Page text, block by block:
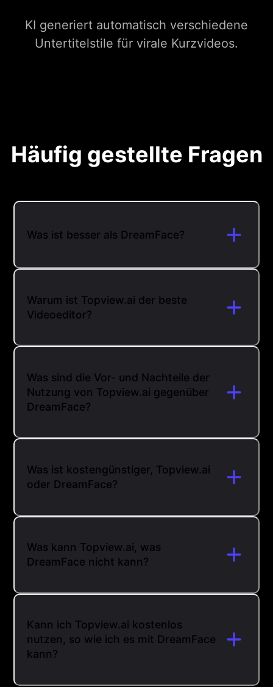
KI generiert automatisch verschiedene
Untertitelstile für virale Kurzvideos.
Häufig gestellte Fragen
Was ist besser als DreamFace?
Warum ist Topview.ai der beste
Videoeditor?
Was sind die Vor- und Nachteile der
Nutzung von Topview.ai gegenüber
DreamFace?
Was ist kostengünstiger, Topview.ai
oder DreamFace?
Was kann Topview.ai, was
DreamFace nicht kann?
Kann ich Topview.ai kostenlos
nutzen, so wie ich es mit DreamFace
kann?